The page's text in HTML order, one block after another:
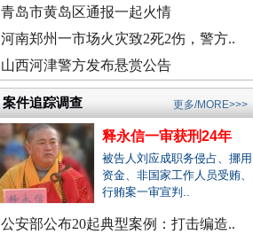
中国律师
中国参
中国全民
雄关漫道展新颜
青岛市黄岛区通报一起火情
河南郑州一市场火灾致2死2伤，警方..
山西河津警方发布悬赏公告
案件追踪调查
释永信一审获刑24年
被告人刘应成职务侵占、挪用
资金、非国家工作人员受贿、
行贿案一审宣判..
公安部公布20起典型案例：打击编造..
更多/MORE>>>